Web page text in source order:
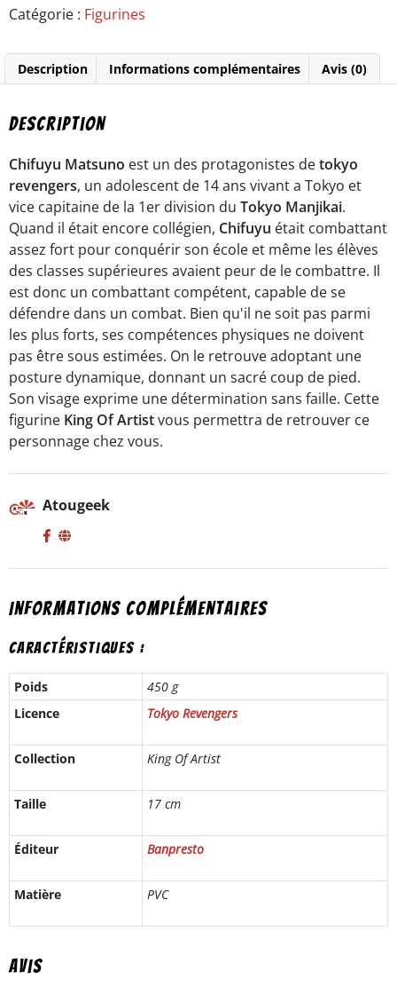
Catégorie : Figurines
Description Informations complémentaires Avis (0)
Description
Chifuyu Matsuno est un des protagonistes detokyo
revengers, un adolescent de 14 ans vivant a Tokyo et
vice capitaine de la 1er division du Tokyo Manjikai.
Quand il était encore collégien, Chifuyu était combattant
assez fort pour conquérir son école et même les élèves
des classes supérieures avaient peur de le combattre. Il
est donc un combattant compétent, capable de se
défendre dans un combat. Bien qu'il ne soit pas parmi
les plus forts, ses compétences physiques ne doivent
pas être sous estimées. On le retrouve adoptant une
posture dynamique, donnant un sacré coup de pied.
Son visage exprime une détermination sans faille. Cette
figurine King Of Artistvous permettra de retrouver ce
personnage chez vous.
Atougeek
Informations complémentaires
Caractéristiques :
Poids
450 g
Licence
Tokyo Revengers
Collection King Of Artist
Taille 17 cm
Éditeur Banpresto
Matière PVC
Avis